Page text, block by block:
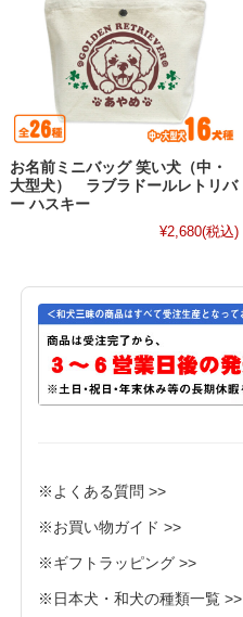
お名前ミニバッグ 笑い犬（中・
大型犬） ラブラドールレトリバ
ー ハスキー
¥2,680(税込)
※よくある質問 >>
※お買い物ガイド >>
※ギフトラッピング >>
※日本犬・和犬の種類一覧 >>